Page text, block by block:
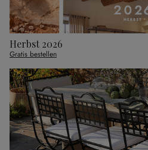
Herbst 2026
Gratis bestellen